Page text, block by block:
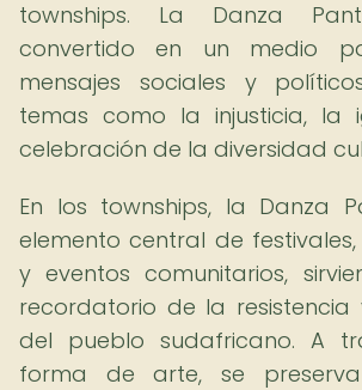
townships. La Danza
convertido en un medio
mensajes sociales y
temas como la injusticia, la
celebración de la diversidad
En los townships, la Danza
elemento central de
y eventos comunitarios,
recordatorio de la resistencia
del pueblo sudafricano. A
forma de arte, se